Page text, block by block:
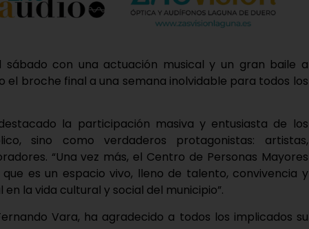
sábado con una actuación musical y un gran baile a
el broche final a una semana inolvidable para todos los
la participación masiva y entusiasta de los
sino como verdaderos protagonistas: artistas,
“Una vez más, el Centro de Personas Mayores
es un espacio vivo, lleno de talento, convivencia y
la vida cultural y social del municipio”.
Vara, ha agradecido a todos los implicados su